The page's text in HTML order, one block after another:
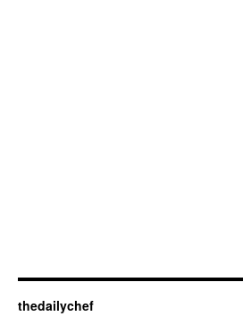
thedailychef